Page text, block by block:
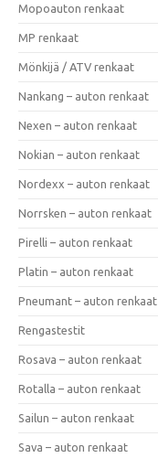
Mopoauton renkaat
MP renkaat
Mönkijä / ATV renkaat
Nankang – auton renkaat
Nexen – auton renkaat
Nokian – auton renkaat
Nordexx – auton renkaat
Norrsken – auton renkaat
Pirelli – auton renkaat
Platin – auton renkaat
Pneumant – auton renkaat
Rengastestit
Rosava – auton renkaat
Rotalla – auton renkaat
Sailun – auton renkaat
Sava – auton renkaat